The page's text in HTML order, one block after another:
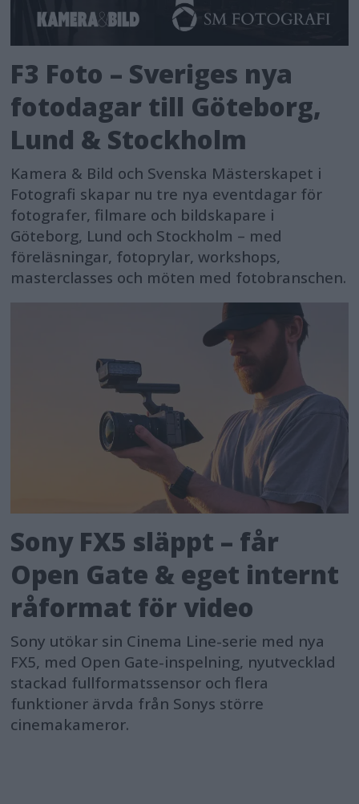
F3 Foto – Sveriges nya
fotodagar till Göteborg,
Lund & Stockholm
Kamera & Bild och Svenska Mästerskapet i
Fotografi skapar nu tre nya eventdagar för
fotografer, filmare och bildskapare i
Göteborg, Lund och Stockholm – med
föreläsningar, fotoprylar, workshops,
masterclasses och möten med fotobranschen.
Sony FX5 släppt – får
Open Gate & eget internt
råformat för video
Sony utökar sin Cinema Line-serie med nya
FX5, med Open Gate-inspelning, nyutvecklad
stackad fullformatssensor och flera
funktioner ärvda från Sonys större
cinemakameror.